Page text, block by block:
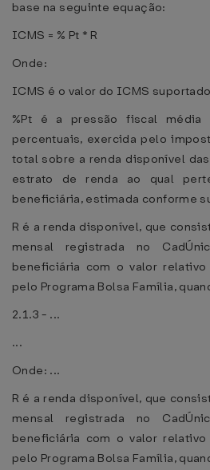
base na seguinte equação:
ICMS = % Pt * R
Onde:
ICMS é o valor do ICMS
%Pt é a pressão fiscal média
percentuais, exercida pelo
total sobre a renda disponível
estrato de renda ao qual
beneficiária, estimada conforme
R é a renda disponível, que
mensal registrada no
beneficiária com o valor
pelo Programa Bolsa Família,
2.1.3 - ...
...
Onde: ...
R é a renda disponível, que
mensal registrada no
beneficiária com o valor
pelo Programa Bolsa Família,